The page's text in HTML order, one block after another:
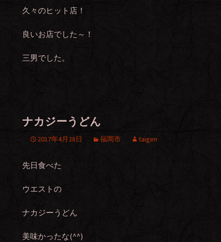
久々のヒット店！
良いお店でした～！
三男でした。
ナカジーうどん
2017年4月28日 福岡市 taigen
先日食べた
ウエストの
ナカジーうどん
美味かったな(^^)